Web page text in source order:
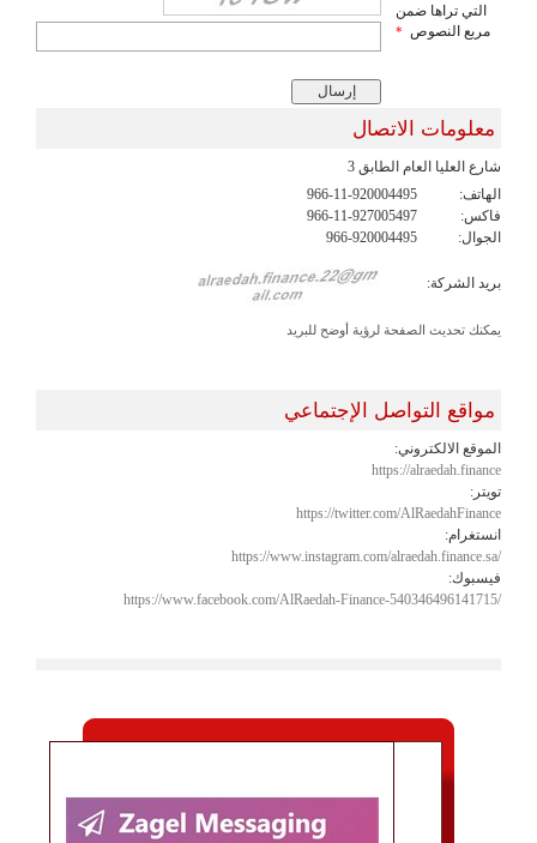
التي تراها ضمن
مربع النصوص *
معلومات الاتصال
شارع العليا العام الطابق 3
الهاتف:
966-11-920004495
فاكس:
966-11-927005497
الجوال:
966-920004495
بريد الشركة:
يمكنك تحديث الصفحة لرؤية أوضح للبريد
مواقع التواصل الإجتماعي
الموقع الالكتروني:
https://alraedah.finance
تويتر:
https://twitter.com/AlRaedahFinance
انستغرام:
https://www.instagram.com/alraedah.finance.sa/
فيسبوك:
https://www.facebook.com/AlRaedah-Finance-540346496141715/